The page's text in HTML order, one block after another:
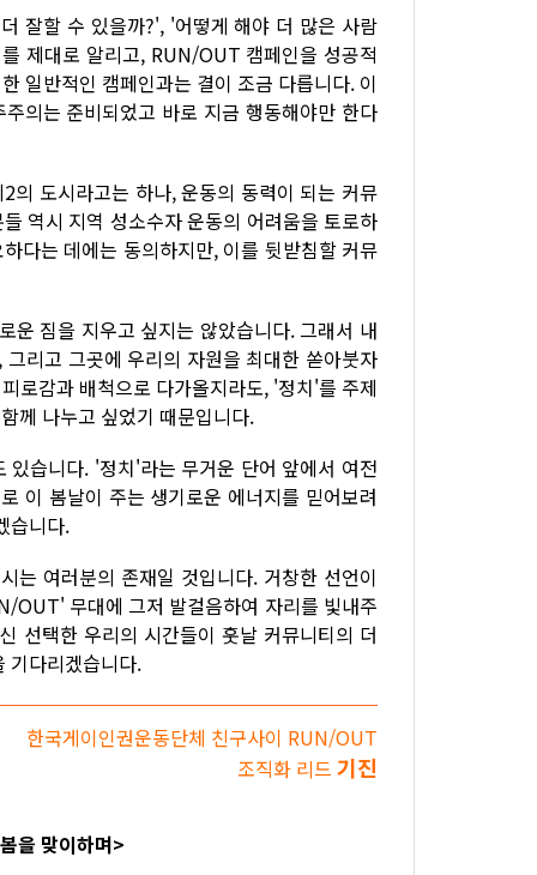
잘할 수 있을까?', '어떻게 해야 더 많은 사람
제대로 알리고, RUN/OUT 캠페인을 성공적
일반적인 캠페인과는 결이 조금 다릅니다. 이
의는 준비되었고 바로 지금 행동해야만 한다
도시라고는 하나, 운동의 동력이 되는 커뮤
역시 지역 성소수자 운동의 어려움을 토로하
다는 데에는 동의하지만, 이를 뒷받침할 커뮤
운 짐을 지우고 싶지는 않았습니다. 그래서 내
리고 그곳에 우리의 자원을 최대한 쏟아붓자
로감과 배척으로 다가올지라도, '정치'를 주제
께 나누고 싶었기 때문입니다.
습니다. '정치'라는 무거운 단어 앞에서 여전
이 봄날이 주는 생기로운 에너지를 믿어보려
습니다.
는 여러분의 존재일 것입니다. 거창한 선언이
OUT' 무대에 그저 발걸음하여 자리를 빛내주
선택한 우리의 시간들이 훗날 커뮤니티의 더
기다리겠습니다.
한국게이인권운동단체 친구사이 RUN/OUT
조직화 리드 기진
을 맞이하며>